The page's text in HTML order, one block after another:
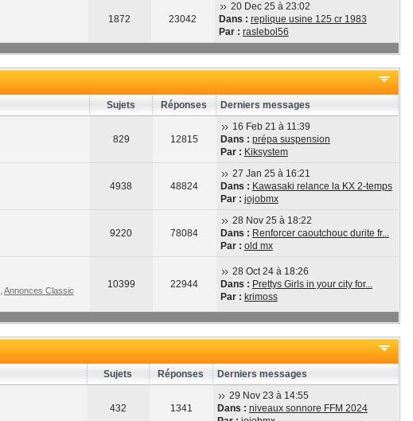
1872 23042
20 Dec 25 à 23:02
Dans : replique usine 125 cr 1983
Par : raslebol56
Sujets Réponses Derniers messages
829 12815
16 Feb 21 à 11:39
Dans : prépa suspension
Par : Kiksystem
4938 48824
27 Jan 25 à 16:21
Dans : Kawasaki relance la KX 2-temps
Par : jojobmx
9220 78084
28 Nov 25 à 18:22
Dans : Renforcer caoutchouc durite fr...
Par : old mx
Annonces Classic
10399 22944
28 Oct 24 à 18:26
Dans : Prettys Girls in your city for...
Par : krimoss
Sujets Réponses Derniers messages
432 1341
29 Nov 23 à 14:55
Dans : niveaux sonnore FFM 2024